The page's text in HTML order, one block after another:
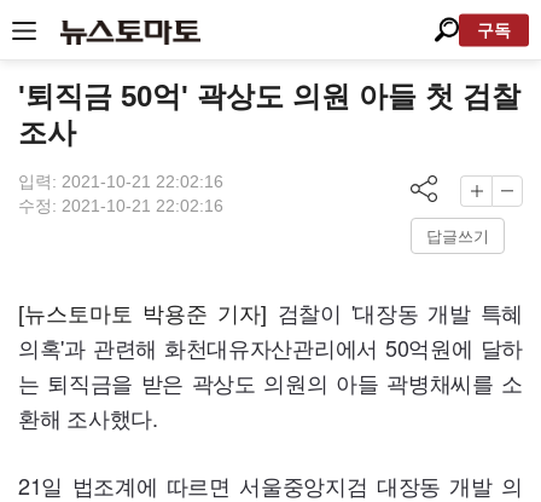
구독
'퇴직금 50억' 곽상도 의원 아들 첫 검찰
조사
입력: 2021-10-21 22:02:16
수정: 2021-10-21 22:02:16
답글쓰기
[뉴스토마토 박용준 기자] 검찰이 '대장동 개발 특혜
의혹'과 관련해 화천대유자산관리에서50억원에 달하
는 퇴직금을 받은 곽상도 의원의 아들 곽병채씨를 소
환해 조사했다.
21일 법조계에 따르면 서울중앙지검 대장동 개발 의